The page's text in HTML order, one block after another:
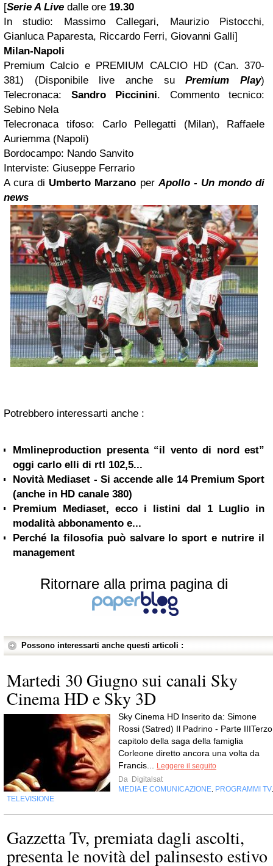
[Serie A Live dalle ore 19.30
In studio: Massimo Callegari, Maurizio Pistocchi,
Gianluca Paparesta, Riccardo Ferri, Giovanni Galli]
Milan-Napoli
Premium Calcio e PREMIUM CALCIO HD (Can. 370-
381) (Disponibile live anche suPremium Play)
Telecronaca: Sandro Piccinini. Commento tecnico:
Sebino Nela
Telecronaca tifoso: Carlo Pellegatti (Milan), Raffaele
Auriemma (Napoli)
Bordocampo: Nando Sanvito
Interviste: Giuseppe Ferrario
A cura di Umberto Marzano perApollo - Un mondo di
news
Potrebbero interessarti anche :
Mmlineproduction presenta “il vento di nord est”
oggi carlo elli di rtl 102,5...
Novità Mediaset - Si accende alle 14 Premium Sport
(anche in HD canale 380)
Premium Mediaset, ecco i listini dal 1 Luglio in
modalità abbonamento e...
Perché la filosofia può salvare lo sport e nutrire il
management
Ritornare alla prima pagina di
Possono interessarti anche questi articoli :
Martedi 30 Giugno sui canali Sky
Cinema HD e Sky 3D
Sky Cinema HD Inserito da: Simone
Rossi (Satred) Il Padrino - Parte IIITerzo
capitolo della saga della famiglia
Corleone diretto ancora una volta da
Francis...
Leggere il seguito
Da Digitalsat
MEDIA E COMUNICAZIONE PROGRAMMI TV
TELEVISIONE
Gazzetta Tv, premiata dagli ascolti,
presenta le novità del palinsesto estivo